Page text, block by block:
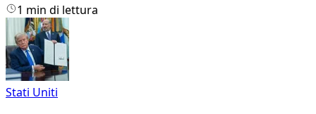
1 min di lettura
Stati Uniti